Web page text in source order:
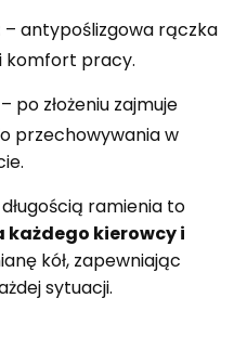
– antypoślizgowa rączka
komfort pracy.
– po złożeniu zajmuje
przechowywania w
ramienia to
każdego kierowcy i
kół, zapewniając
sytuacji.